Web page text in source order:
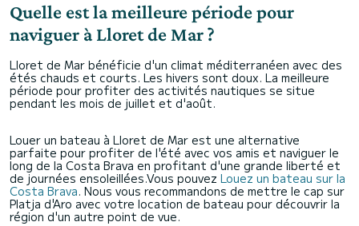
Quelle est la meilleure période pour
naviguer à Lloret de Mar ?
Lloret de Mar bénéficie d'un climat méditerranéen avec des
étés chauds et courts. Les hivers sont doux. La meilleure
période pour profiter des activités nautiques se situe
pendant les mois de juillet et d'août.
Louer un bateau à Lloret de Mar est une alternative
parfaite pour profiter de l'été avec vos amis et naviguer le
long de la Costa Brava en profitant d'une grande liberté et
de journées ensoleillées.Vous pouvez Louez un bateau sur la
Costa Brava. Nous vous recommandons de mettre le cap sur
Platja d'Aro avec votre location de bateau pour découvrir la
région d'un autre point de vue.